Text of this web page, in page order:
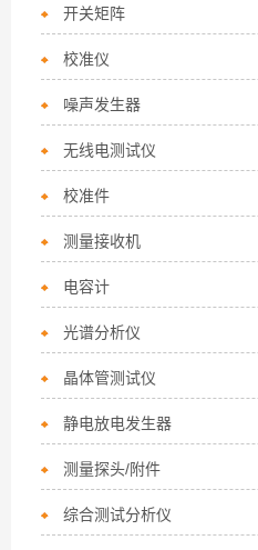
开关矩阵
校准仪
噪声发生器
无线电测试仪
校准件
测量接收机
电容计
光谱分析仪
晶体管测试仪
静电放电发生器
测量探头/附件
综合测试分析仪